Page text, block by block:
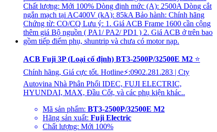
ACB Fuji 3P (Loại cố định) BT3-2500P/32500E M2 ⭐
Chính hãng, Giá cực tốt. Hotline⚡:0902.281.283 | Cty
Autovina Nhà Phân Phối IDEC, FUJI ELECTRIC,
HYUNDAI, MAX, Đầu Cốt, và các phụ kiện khác..
Mã sản phẩm: BT3-2500P/32500E M2
Hãng sản xuất: Fuji Electric
Chất lượng: Mới 100%